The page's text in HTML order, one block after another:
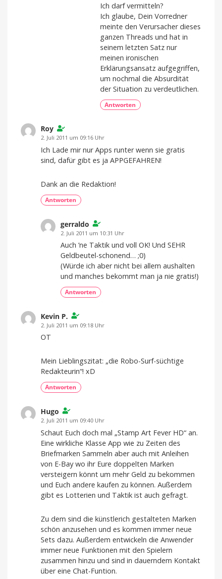
Ich darf vermitteln?
Ich glaube, Dein Vorredner
meinte den Verursacher dieses
ganzen Threads und hat in
seinem letzten Satz nur
meinen ironischen
Erklärungsansatz aufgegriffen,
um nochmal die Absurdität
der Situation zu verdeutlichen.
Antworten
Roy
2. Juli 2011 um 09:16 Uhr
Ich Lade mir nur Apps runter wenn sie gratis
sind, dafür gibt es ja APPGEFAHREN!
Dank an die Redaktion!
Antworten
gerraldo
2. Juli 2011 um 10:31 Uhr
Auch ’ne Taktik und voll OK! Und SEHR
Geldbeutel-schonend… ;0)
(Würde ich aber nicht bei allem aushalten
und manches bekommt man ja nie gratis!)
Antworten
Kevin P.
2. Juli 2011 um 09:18 Uhr
OT
Mein Lieblingszitat: „die Robo-Surf-süchtige
Redakteurin“! xD
Antworten
Hugo
2. Juli 2011 um 09:40 Uhr
Schaut Euch doch mal „Stamp Art Fever HD“ an.
Eine wirkliche Klasse App wie zu Zeiten des
Briefmarken Sammeln aber auch mit Anleihen
von E-Bay wo ihr Eure doppelten Marken
versteigern könnt um mehr Geld zu bekommen
und Euch andere kaufen zu können. Außerdem
gibt es Lotterien und Taktik ist auch gefragt.
Zu dem sind die künstlerich gestalteten Marken
schön anzusehen und es kommen immer neue
Sets dazu. Außerdem entwickeln die Anwender
immer neue Funktionen mit den Spielern
zusammen hinzu und sind in dauerndem Kontakt
über eine Chat-Funtion.